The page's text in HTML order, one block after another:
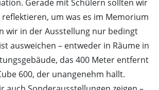
Gerade mit Schülern sollten wir
um was es im Memorium
wir in der Ausstellung nur bedingt
ausweichen – entweder in Räume in
das 400 Meter entfernt
600, der unangenehm hallt.